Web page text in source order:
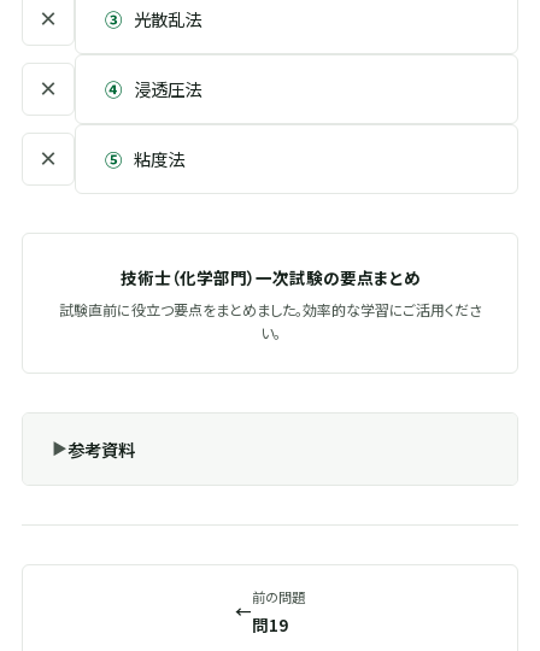
× ③ 光散乱法
× ④ 浸透圧法
× ⑤ 粘度法
技術士（化学部門）一次試験の要点まとめ
試験直前に役立つ要点をまとめました。効率的な学習にご活用くださ
い。
参考資料
←
前の問題
問19